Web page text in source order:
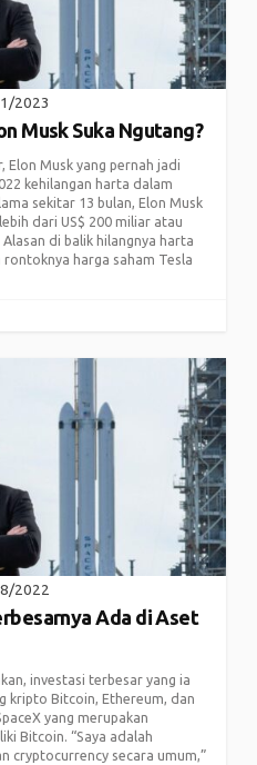
2023
Musk Suka Ngutang?
Elon Musk yang pernah jadi
kehilangan harta dalam
sekitar 13 bulan, Elon Musk
dari US$ 200 miliar atau
di balik hilangnya harta
rontoknya harga saham Tesla
2022
Ada di Aset
investasi terbesar yang ia
kripto Bitcoin, Ethereum, dan
yang merupakan
Bitcoin. “Saya adalah
cryptocurrency secara umum,”